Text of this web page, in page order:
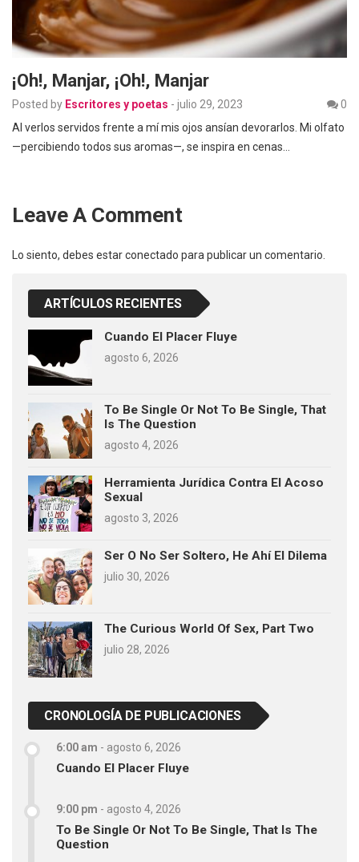
¡Oh!, Manjar, ¡oh!, Manjar
Posted by Escritores y poetas - julio 29, 2023
0
Al verlos servidos frente a mí mis ojos ansían devorarlos. Mi olfato
—percibiendo todos sus aromas—, se inspira en cenas…
Leave A Comment
Lo siento, debes estarconectado para publicar un comentario.
ARTÍCULOS RECIENTES
Cuando El Placer Fluye
agosto 6, 2026
To Be Single Or Not To Be Single, That
Is The Question
agosto 4, 2026
Herramienta Jurídica Contra El Acoso
Sexual
agosto 3, 2026
Ser O No Ser Soltero, He Ahí El Dilema
julio 30, 2026
The Curious World Of Sex, Part Two
julio 28, 2026
CRONOLOGÍA DE PUBLICACIONES
6:00 am - agosto 6, 2026
Cuando El Placer Fluye
9:00 pm - agosto 4, 2026
To Be Single Or Not To Be Single, That Is The
Question